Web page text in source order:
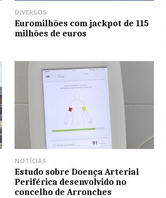
DIVERSOS
Euromilhões com jackpot de 115
milhões de euros
NOTÍCIAS
Estudo sobre Doença Arterial
Periférica desenvolvido no
concelho de Arronches